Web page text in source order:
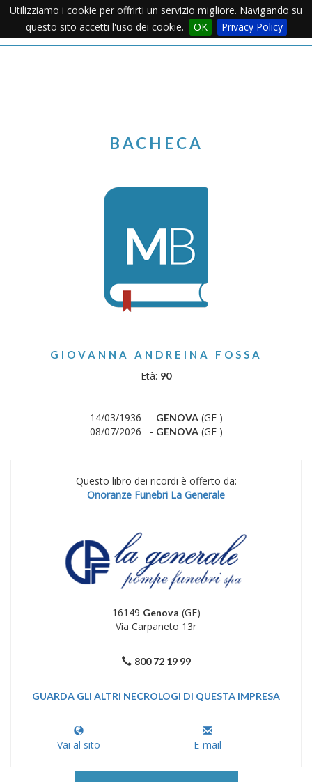
Utilizziamo i cookie per offrirti un servizio migliore. Navigando su
questo sito accetti l'uso dei cookie.
OK Privacy PolicyMenu
BACHECA
GIOVANNA ANDREINA FOSSA
Età: 90
14/03/1936 - GENOVA(GE )
08/07/2026 - GENOVA(GE )
Questo libro dei ricordi è offerto da:
Onoranze Funebri La Generale
16149 Genova (GE)
Via Carpaneto 13r
800 72 19 99
GUARDA GLI ALTRI NECROLOGI DI QUESTA IMPRESA
Vai al sito E-mail